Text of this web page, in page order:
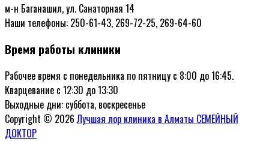
м-н Баганашил, ул. Санаторная 14
Наши телефоны: 250-61-43, 269-72-25, 269-64-60
Время работы клиники
Рабочее время с понедельника по пятницу с 8:00 до 16:45.
Кварцевание с 12:30 до 13:30
Выходные дни: суббота, воскресенье
Copyright © 2026Лучшая лор клиника в Алматы СЕМЕЙНЫЙ
ДОКТОР